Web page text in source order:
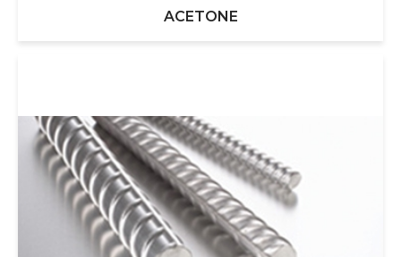
ACETONE